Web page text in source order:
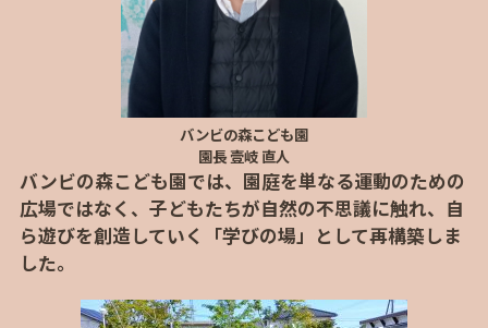
バンビの森こども園
園長 壹岐 直人
バンビの森こども園では、園庭を単なる運動のための
広場ではなく、子どもたちが自然の不思議に触れ、自
ら遊びを創造していく「学びの場」として再構築しま
した。